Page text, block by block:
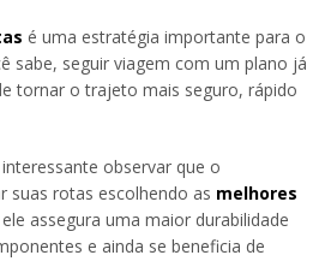
é uma estratégia importante para o
sabe, seguir viagem com um plano já
tornar o trajeto mais seguro, rápido
observar que o
suas rotas escolhendo as melhores
assegura uma maior durabilidade
e ainda se beneficia de